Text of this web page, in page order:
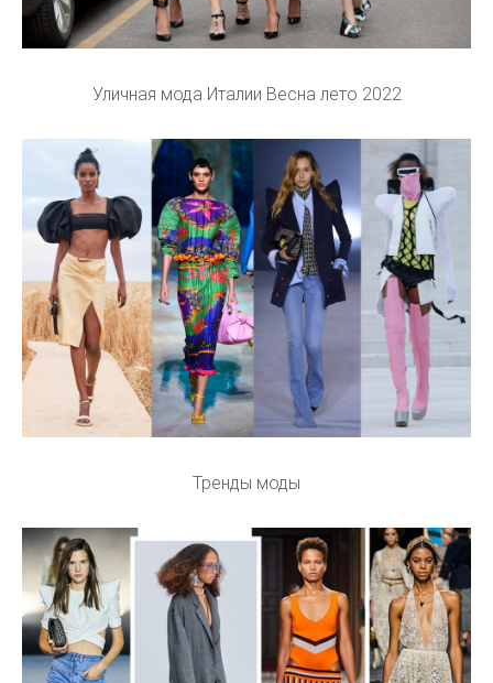
Уличная мода Италии Весна лето 2022
Тренды моды